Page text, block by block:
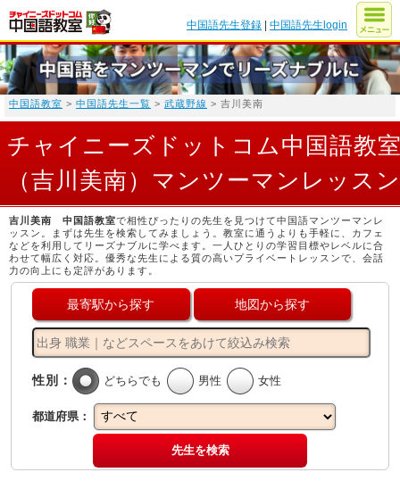
中国語先生登録 |中国語先生login
中国語教室 > 中国語先生一覧 > 武蔵野線 > 吉川美南
チャイニーズドットコム中国語教
（吉川美南）マンツーマンレッスン
吉川美南 中国語教室で相性ぴったりの先生を見つけて中国語マンツーマンレ
ッスン。まずは先生を検索してみましょう。教室に通うよりも手軽に、カフェ
などを利用してリーズナブルに学べます。一人ひとりの学習目標やレベルに合
わせて幅広く対応。優秀な先生による質の高いプライベートレッスンで、会話
力の向上にも定評があります。
最寄駅から探す 地図から探す
性別： どちらでも 男性 女性
都道府県：
先生を検索